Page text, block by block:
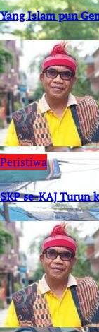
Yang Islam pun
Peristiwa
SKP se-KAJ Turun